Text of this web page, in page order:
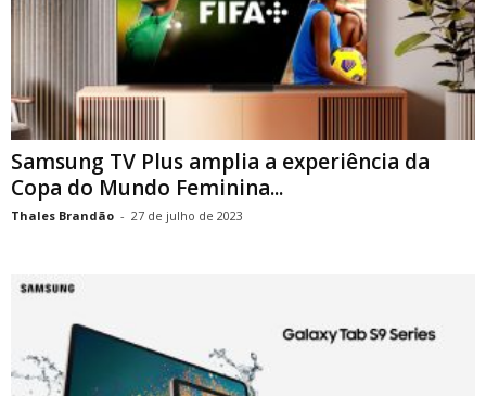
Samsung TV Plus amplia a experiência da
Copa do Mundo Feminina...
Thales Brandão - 27 de julho de 2023